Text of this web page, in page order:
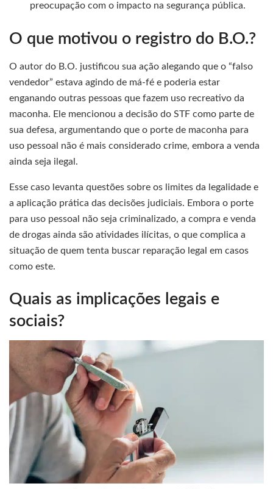
preocupação com o impacto na segurança pública.
O que motivou o registro do B.O.?
O autor do B.O. justificou sua ação alegando que o “falso
vendedor” estava agindo de má-fé e poderia estar
enganando outras pessoas que fazem uso recreativo da
maconha. Ele mencionou a decisão do STF como parte de
sua defesa, argumentando que o porte de maconha para
uso pessoal não é mais considerado crime, embora a venda
ainda seja ilegal.
Esse caso levanta questões sobre os limites da legalidade e
a aplicação prática das decisões judiciais. Embora o porte
para uso pessoal não seja criminalizado, a compra e venda
de drogas ainda são atividades ilícitas, o que complica a
situação de quem tenta buscar reparação legal em casos
como este.
Quais as implicações legais e
sociais?